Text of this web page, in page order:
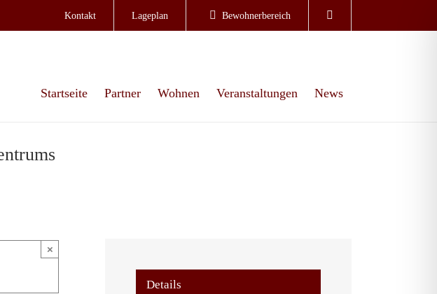
Kontakt Lageplan Bewohnerbereich
Startseite Partner Wohnen Veranstaltungen News
×
Details